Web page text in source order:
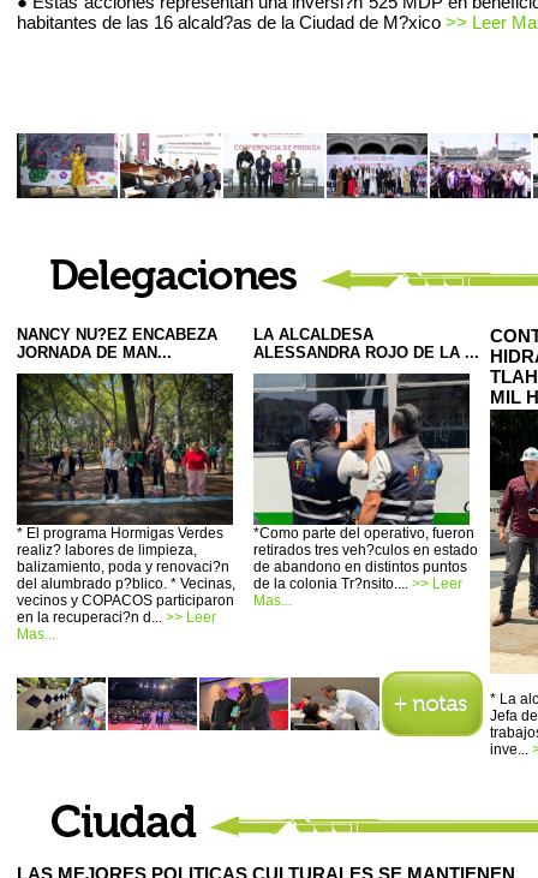
habitantes de las 16 alcald?as de la Ciudad de M?xico >> Leer
NANCY NU?EZ ENCABEZA
JORNADA DE MAN...
* El programa Hormigas Verdes
realiz? labores de limpieza,
balizamiento, poda y renovaci?n
del alumbrado p?blico. * Vecinas,
vecinos y COPACOS participaron
en la recuperaci?n d... >> Leer
Mas...
LA ALCALDESA
ALESSANDRA ROJO DE LA ...
*Como parte del operativo, fueron
retirados tres veh?culos en estado
de abandono en distintos puntos
de la colonia Tr?nsito.... >> Leer
Mas...
MIL
* La
Jefa
inve...
LAS MEJORES POLITICAS CULTURALES SE MANTIENEN